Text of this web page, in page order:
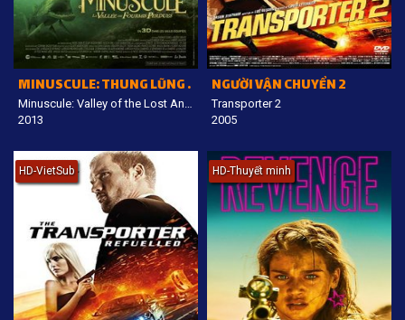
MINUSCULE: THUNG LŨNG KIẾN
2013
NGƯỜI VẬN CHUYỂN 2
Transporter 2
2005
HD-VietSub HD-Thuyết minh